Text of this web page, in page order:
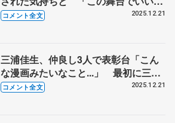
技ができるのか不安が大きくて」【全
コメント全文 2025.12.21
三浦佳生、仲良し3人で表彰台「こん
な漫画みたいなこと...」 最初に三つ
の4回転をバチッと決めて「これはい
コメント全文 2025.12.21